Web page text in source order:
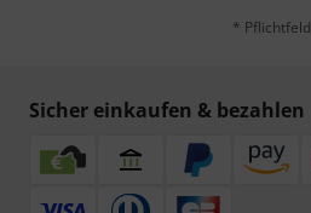
* Pflichtfeld
Sicher einkaufen & bezahlen